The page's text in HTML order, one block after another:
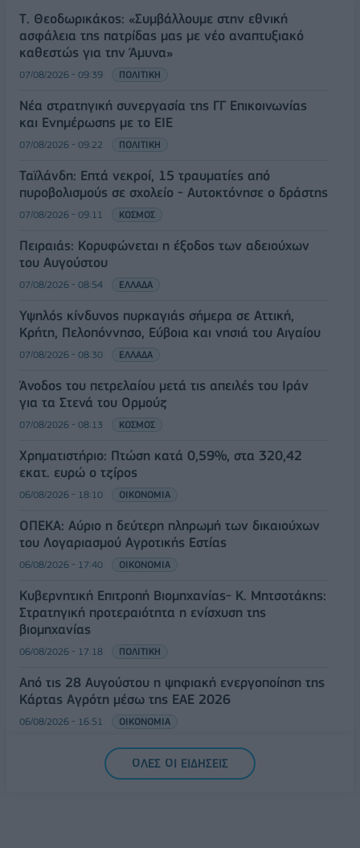
Τ. Θεοδωρικάκος: «Συμβάλλουμε στην εθνική
ασφάλεια της πατρίδας μας με νέο αναπτυξιακό
καθεστώς για την Άμυνα»
07/08/2026 - 09:39 ΠΟΛΙΤΙΚΗ
Νέα στρατηγική συνεργασία της ΓΓ Επικοινωνίας
και Ενημέρωσης με το ΕΙΕ
07/08/2026 - 09:22 ΠΟΛΙΤΙΚΗ
Ταϊλάνδη: Επτά νεκροί, 15 τραυματίες από
πυροβολισμούς σε σχολείο - Αυτοκτόνησε ο δράστης
07/08/2026 - 09:11 ΚΟΣΜΟΣ
Πειραιάς: Κορυφώνεται η έξοδος των αδειούχων
του Αυγούστου
07/08/2026 - 08:54 ΕΛΛΑΔΑ
Υψηλός κίνδυνος πυρκαγιάς σήμερα σε Αττική,
Κρήτη, Πελοπόννησο, Εύβοια και νησιά του Αιγαίου
07/08/2026 - 08:30 ΕΛΛΑΔΑ
Άνοδος του πετρελαίου μετά τις απειλές του Ιράν
για τα Στενά του Ορμούζ
07/08/2026 - 08:13 ΚΟΣΜΟΣ
Χρηματιστήριο: Πτώση κατά 0,59%, στα 320,42
εκατ. ευρώ ο τζίρος
06/08/2026 - 18:10 ΟΙΚΟΝΟΜΙΑ
ΟΠΕΚΑ: Αύριο η δεύτερη πληρωμή των δικαιούχων
του Λογαριασμού Αγροτικής Εστίας
06/08/2026 - 17:40 ΟΙΚΟΝΟΜΙΑ
Κυβερνητική Επιτροπή Βιομηχανίας- Κ. Μητσοτάκης:
Στρατηγική προτεραιότητα η ενίσχυση της
βιομηχανίας
06/08/2026 - 17:18 ΠΟΛΙΤΙΚΗ
Από τις 28 Αυγούστου η ψηφιακή ενεργοποίηση της
Κάρτας Αγρότη μέσω της ΕΑΕ 2026
06/08/2026 - 16:51 ΟΙΚΟΝΟΜΙΑ
ΟΛΕΣ ΟΙ ΕΙΔΗΣΕΙΣ